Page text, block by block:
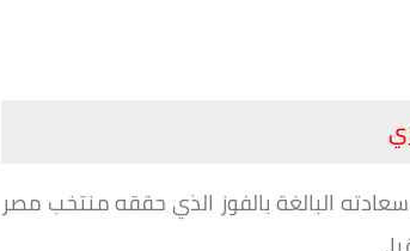
المدير الفني لمنتخب مصر مواليد 2008، عن سعادته البالغة بالفوز الذي حققه منتخب مصر